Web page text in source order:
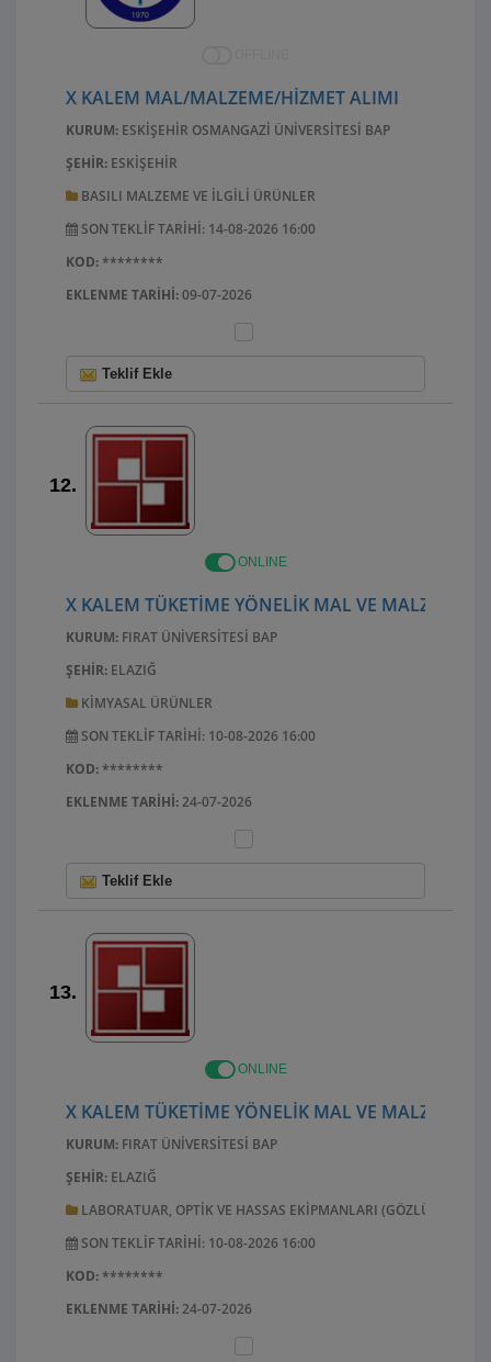
X KALEM MAL/MALZEME/HIZMET ALIMI
KURUM: ESKIŞEHIR OSMANGAZI ÜNIVERSITESI BAP
ŞEHIR: ESKIŞEHIR
BASILI MALZEME VE ILGILI ÜRÜNLER
SON TEKLIF TARIHI: 14-08-2026 16:00
KOD:********
EKLENME TARIHI:09-07-2026
Teklif Ekle
12.
ONLINE
X KALEM TÜKETIME YÖNELIK MAL VE MALZEME
KURUM: FIRAT ÜNIVERSITESI BAP
ŞEHIR: ELAZIĞ
KIMYASAL ÜRÜNLER
SON TEKLIF TARIHI: 10-08-2026 16:00
KOD:********
EKLENME TARIHI:24-07-2026
Teklif Ekle
13.
ONLINE
X KALEM TÜKETIME YÖNELIK MAL VE MALZEME
KURUM: FIRAT ÜNIVERSITESI BAP
ŞEHIR: ELAZIĞ
LABORATUAR, OPTIK VE HASSAS EKIPMANLARI (GÖZLÜK HARIÇ)
SON TEKLIF TARIHI: 10-08-2026 16:00
KOD:********
EKLENME TARIHI:24-07-2026